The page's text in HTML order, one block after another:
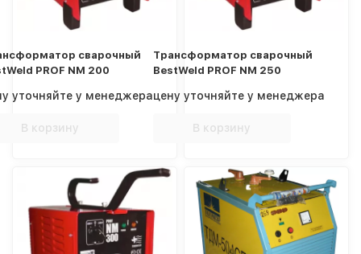
сварочный
PROF NM 200
уточняйте у менеджера
В корзину
Трансформатор сварочный
BestWeld PROF NM 250
цену уточняйте у менеджера
В корзину